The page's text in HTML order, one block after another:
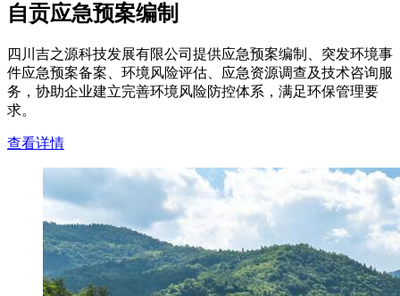
自贡应急预案编制
四川吉之源科技发展有限公司提供应急预案编制、突发环境事
件应急预案备案、环境风险评估、应急资源调查及技术咨询服
务，协助企业建立完善环境风险防控体系，满足环保管理要
求。
查看详情